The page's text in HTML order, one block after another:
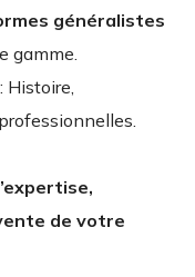
généralistes
gamme.
: Histoire,
de votre